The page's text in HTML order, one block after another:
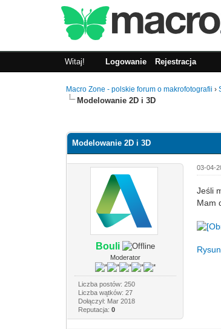
Witaj! Logowanie Rejestracja
Macro Zone - polskie forum o makrofotografii ›
Modelowanie 2D i 3D
Modelowanie 2D i 3D
Bouli
Moderator
Liczba postów: 250
Liczba wątków: 27
Dołączył: Mar 2018
Reputacja: 0
03-04-
Jeśli
Mam